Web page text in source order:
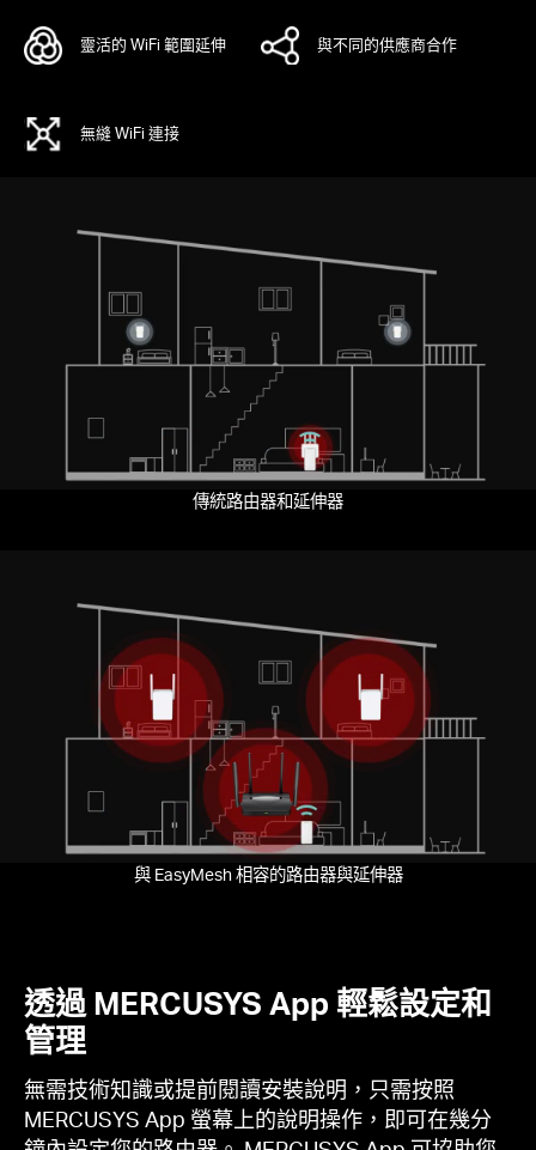
靈活的 WiFi 範圍延伸 與不同的供應商合作
無縫 WiFi 連接
傳統路由器和延伸器
與 EasyMesh 相容的路由器與延伸器
透過 MERCUSYS App 輕鬆設定和
管理
無需技術知識或提前閱讀安裝說明，只需按照
MERCUSYS App 螢幕上的說明操作，即可在幾分